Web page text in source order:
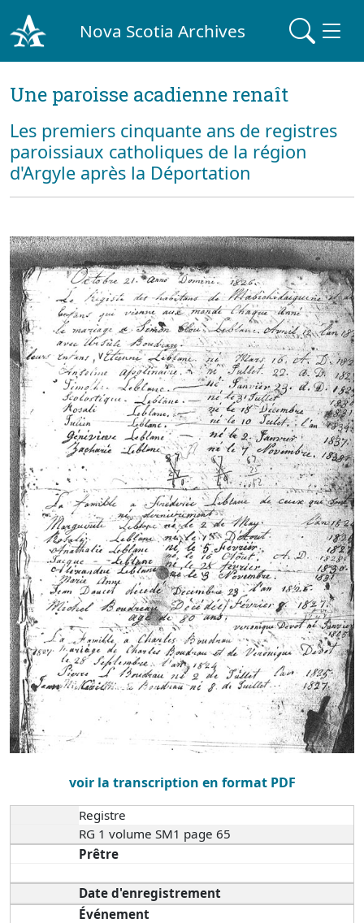
Nova Scotia Archives
Une paroisse acadienne renaît
Les premiers cinquante ans de registres
paroissiaux catholiques de la région
d'Argyle après la Déportation
voir la transcription en format PDF
Registre
RG 1 volume SM1 page 65
Prêtre
Date d'enregistrement
Événement